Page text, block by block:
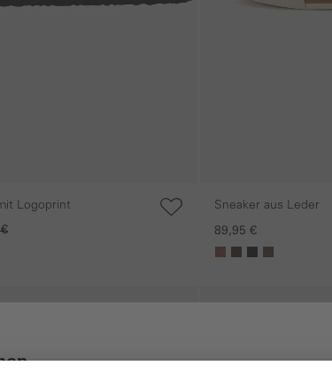
Logoprint Sneaker aus Leder
89,95 €